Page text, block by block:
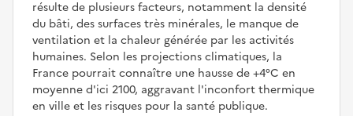
résulte de plusieurs facteurs, notamment la densité
du bâti, des surfaces très minérales, le manque de
ventilation et la chaleur générée par les activités
humaines. Selon les projections climatiques, la
France pourrait connaître une hausse de +4°C en
moyenne d'ici 2100, aggravant l'inconfort thermique
en ville et les risques pour la santé publique.